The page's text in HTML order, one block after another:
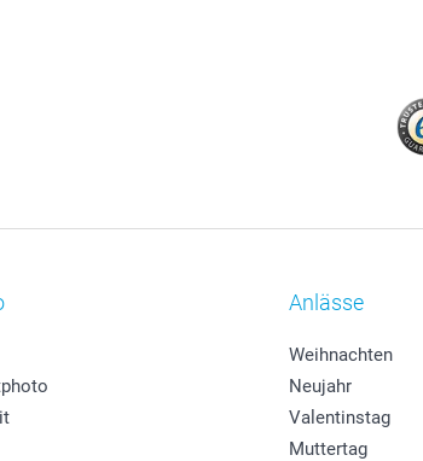
Anlässe
Weihnachten
Neujahr
Valentinstag
Muttertag